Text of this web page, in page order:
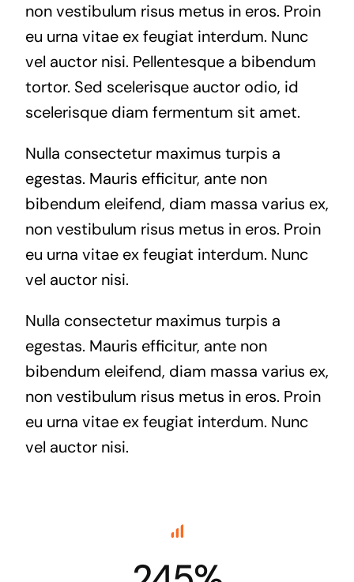
non vestibulum risus metus in eros. Proin
eu urna vitae ex feugiat interdum. Nunc
vel auctor nisi. Pellentesque a bibendum
tortor. Sed scelerisque auctor odio, id
scelerisque diam fermentum sit amet.
Nulla consectetur maximus turpis a
egestas. Mauris efficitur, ante non
bibendum eleifend, diam massa varius ex,
non vestibulum risus metus in eros. Proin
eu urna vitae ex feugiat interdum. Nunc
vel auctor nisi.
Nulla consectetur maximus turpis a
egestas. Mauris efficitur, ante non
bibendum eleifend, diam massa varius ex,
non vestibulum risus metus in eros. Proin
eu urna vitae ex feugiat interdum. Nunc
vel auctor nisi.